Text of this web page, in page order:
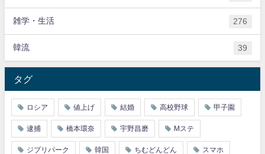
雑学・生活 276
韓流 39
タグ
ロシア 値上げ 結婚 高校野球 甲子園
逮捕 橋本環奈 宇野昌磨 Mステ
ジブリパーク 韓国 ちむどんどん スマホ